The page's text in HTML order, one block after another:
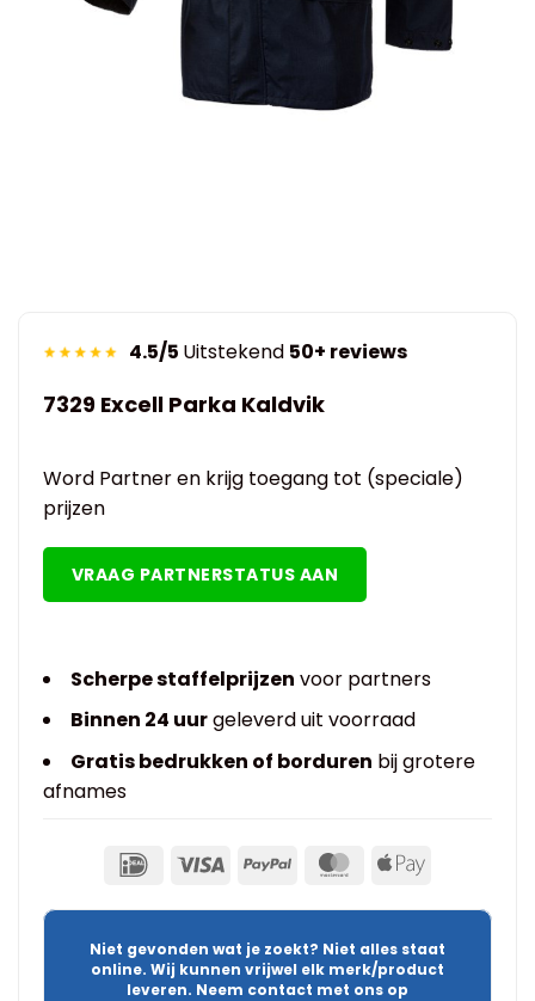
4.5/5 Uitstekend 50+ reviews
7329 Excell Parka Kaldvik
Word Partner en krijg toegang tot (speciale)
prijzen
VRAAG PARTNERSTATUS AAN
Scherpe staffelprijzen voor partners
Binnen 24 uurgeleverd uit voorraad
Gratis bedrukken of borduren bij grotere
afnames
Niet gevonden wat je zoekt? Niet alles staat
online. Wij kunnen vrijwel elk merk/product
leveren. Neem contact met ons op